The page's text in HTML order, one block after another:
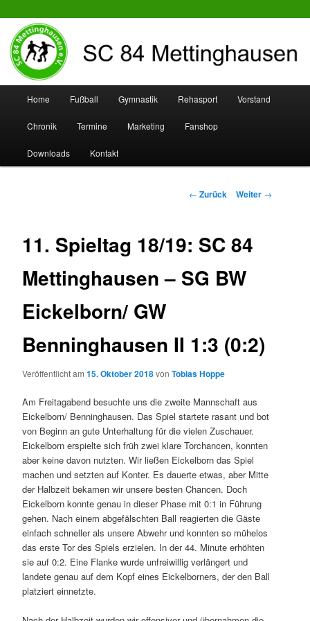
SC 84 Mettinghausen
Zum
Inhalt
wechseln
Zum
sekundären
Inhalt
Home Fußball Gymnastik Rehasport Vorstand
Chronik Termine Marketing Fanshop
Downloads Kontakt
Beitrags-
← Zurück Weiter →
11. Spieltag 18/19: SC 84
Mettinghausen – SG BW
Eickelborn/ GW
Benninghausen II 1:3 (0:2)
Veröffentlicht am15. Oktober 2018vonTobias Hoppe
Am Freitagabend besuchte uns die zweite Mannschaft aus
Eickelborn/ Benninghausen. Das Spiel startete rasant und bot
von Beginn an gute Unterhaltung für die vielen Zuschauer.
Eickelborn erspielte sich früh zwei klare Torchancen, konnten
aber keine davon nutzten. Wir ließen Eickelborn das Spiel
machen und setzten auf Konter. Es dauerte etwas, aber Mitte
der Halbzeit bekamen wir unsere besten Chancen. Doch
Eickelborn konnte genau in dieser Phase mit 0:1 in Führung
gehen. Nach einem abgefälschten Ball reagierten die Gäste
einfach schneller als unsere Abwehr und konnten so mühelos
das erste Tor des Spiels erzielen. In der 44. Minute erhöhten
sie auf 0:2. Eine Flanke wurde unfreiwillig verlängert und
landete genau auf dem Kopf eines Eickelborners, der den Ball
platziert einnetzte.